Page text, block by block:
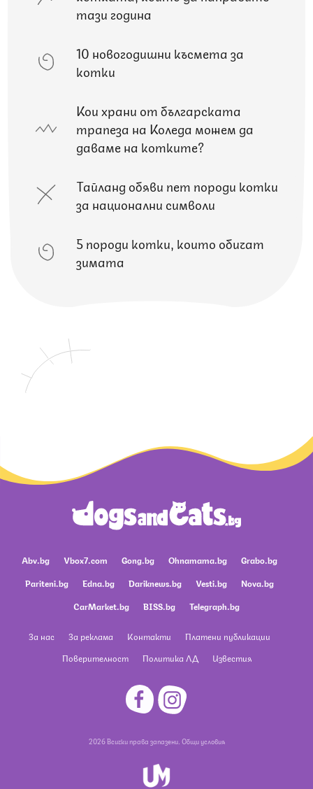
тази година
10 новогодишни късмета за
котки
Кои храни от българската
трапеза на Коледа можем да
даваме на котките?
Тайланд обяви пет породи котки
за национални символи
5 породи котки, които обичат
зимата
Abv.bg Vbox7.com Gong.bg Ohnamama.bg
Grabo.bg
Pariteni.bg
Edna.bg Dariknews.bg Vesti.bg
Nova.bg
CarMarket.bg
BISS.bg Telegraph.bg
За нас За реклама Контакти
Платени публикации
Поверителност
Политика ЛД Известия
2026 Всички права запазени. Общи условия